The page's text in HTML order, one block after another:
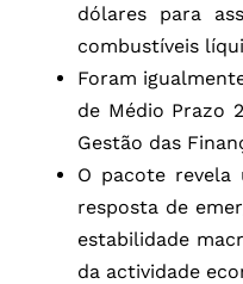
dólares para
combustíveis
Foram
de Médio Prazo
Gestão das
O pacote revela
resposta de
estabilidade
da actividade